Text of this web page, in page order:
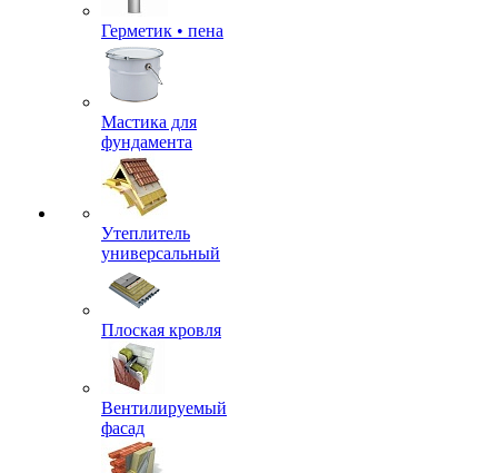
Герметик • пена
Мастика для
фундамента
Утеплитель
универсальный
Плоская кровля
Вентилируемый
фасад